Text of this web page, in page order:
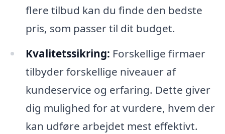
flere tilbud kan du finde den bedste
pris, som passer til dit budget.
Kvalitetssikring: Forskellige firmaer
tilbyder forskellige niveauer af
kundeservice og erfaring. Dette giver
dig mulighed for at vurdere, hvem der
kan udføre arbejdet mest effektivt.